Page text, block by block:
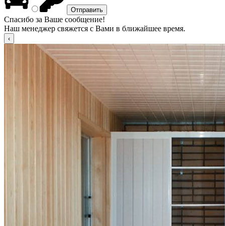
Спасибо за Ваше сообщение!
Наш менеджер свяжется с Вами в ближайшее время.